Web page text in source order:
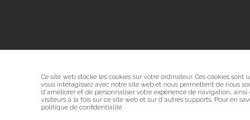
Ce site web stocke les cookies sur votre ordinateur. Ces cookies
vous interagissez avec notre site web et nous permettent de nous
d'améliorer et de personnaliser votre expérience de navigation,
visiteurs à la fois sur ce site web et sur d'autres supports. Pour en
politique de confidentialité